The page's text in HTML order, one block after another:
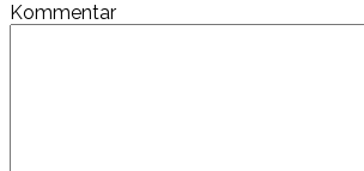
Kommentar